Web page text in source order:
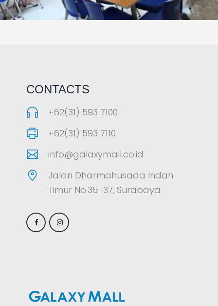
CONTACTS
+62(31) 593 7100
+62(31) 593 7110
info@galaxymall.co.id
Jalan Dharmahusada Indah
Timur No.35–37, Surabaya